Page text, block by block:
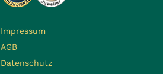
Impressum
AGB
Datenschutz